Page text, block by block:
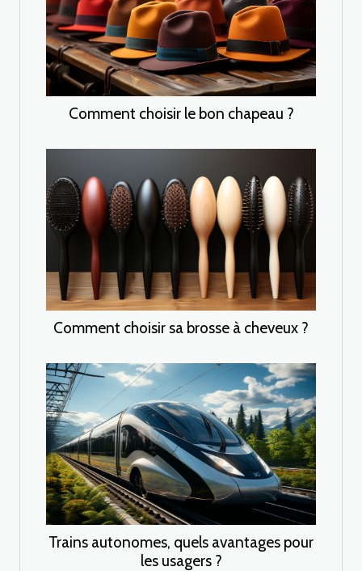
Comment choisir le bon chapeau ?
Comment choisir sa brosse à cheveux ?
Trains autonomes, quels avantages pour
les usagers ?